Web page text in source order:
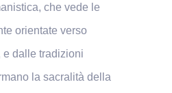
che vede le
orientate verso
e dalle tradizioni
la sacralità della